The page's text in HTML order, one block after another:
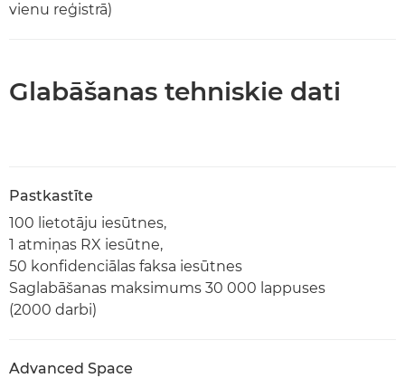
vienu reģistrā)
Glabāšanas tehniskie dati
Pastkastīte
100 lietotāju iesūtnes,
1 atmiņas RX iesūtne,
50 konfidenciālas faksa iesūtnes
Saglabāšanas maksimums 30 000 lappuses
(2000 darbi)
Advanced Space